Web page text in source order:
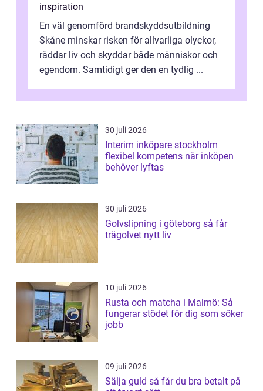
inspiration
En väl genomförd brandskyddsutbildning
Skåne minskar risken för allvarliga olyckor,
räddar liv och skyddar både människor och
egendom. Samtidigt ger den en tydlig ...
30 juli 2026
Interim inköpare stockholm
flexibel kompetens när inköpen
behöver lyftas
30 juli 2026
Golvslipning i göteborg så får
trägolvet nytt liv
10 juli 2026
Rusta och matcha i Malmö: Så
fungerar stödet för dig som söker
jobb
09 juli 2026
Sälja guld så får du bra betalt på